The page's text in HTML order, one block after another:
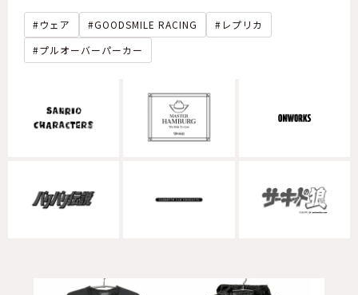
ウェア GOODSMILE RACING
レプリカ
プルオーバーパーカー